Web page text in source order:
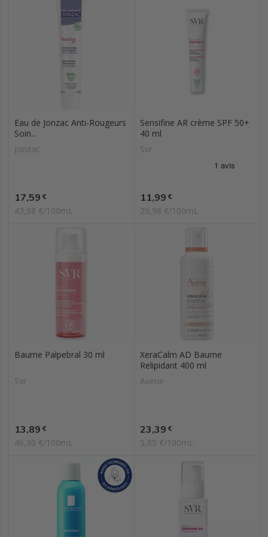
Eau de Jonzac Anti-Rougeurs
Soin...
Jonzac
Prix
17,59 €
43,98 €/100mL
Sensifine AR crème SPF 50+
40 ml
Svr
Prix
11,99 €
29,98 €/100mL
Baume Palpebral 30 ml
Svr
Prix
13,89 €
46,30 €/100mL
XeraCalm AD Baume
Relipidant 400 ml
Avene
Prix
23,39 €
5,85 €/100mL